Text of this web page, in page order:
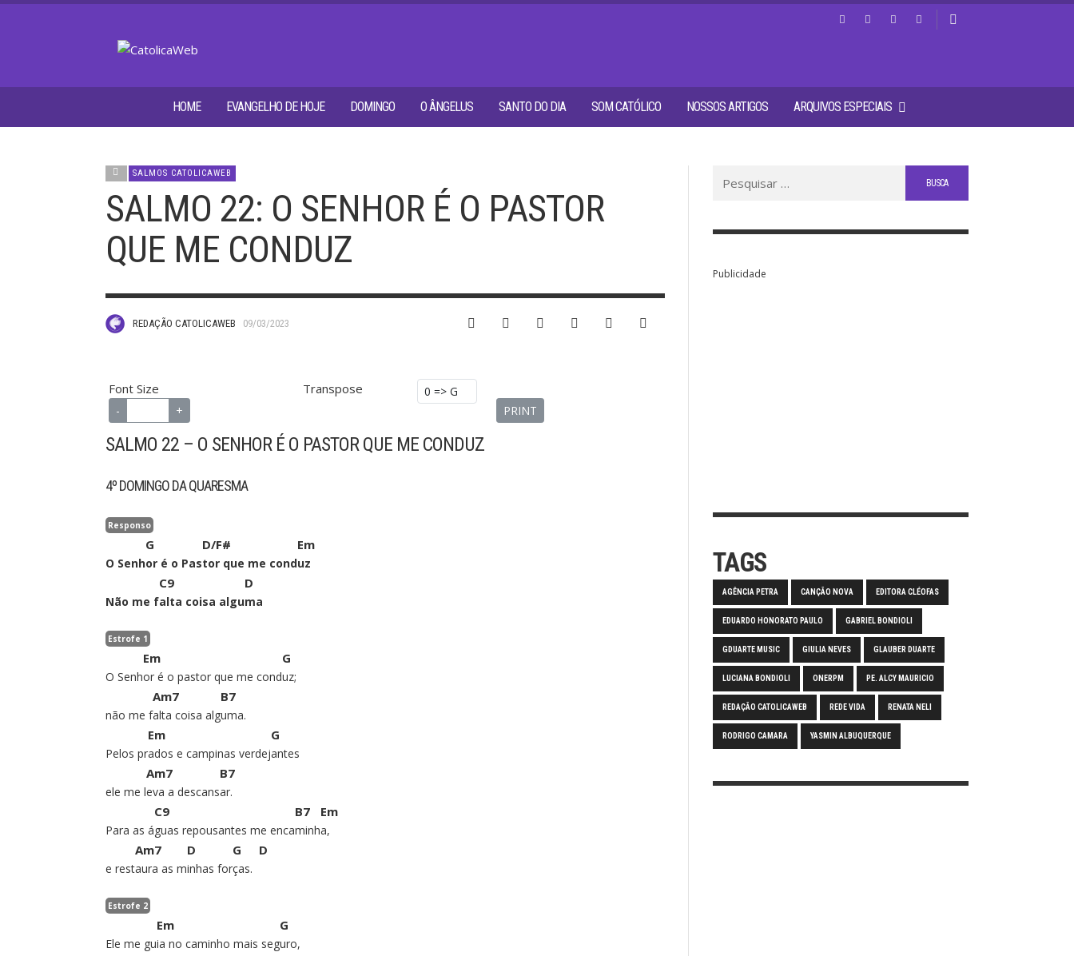
HOME EVANGELHO DE HOJE DOMINGO O ÂNGELUS SANTO DO DIA SOM CATÓLICO NOSSOS ARTIGOS ARQUIVOS ESPECIAIS
SALMOS CATOLICAWEB
SALMO 22: O SENHOR É O PASTOR
QUE ME CONDUZ
REDAÇÃO CATOLICAWEB 09/03/2023
Font Size
- +
Transpose
PRINT
SALMO 22 – O SENHOR É O PASTOR QUE ME CONDUZ
4º DOMINGO DA QUARESMA
Responso
O Senh
G
or é o Pas
D/F#
tor que me cond
Em
uz
Não me f
C9
alta coisa algu
D
ma
Estrofe 1
O Senh
Em
or é o pastor que me cond
G
uz;
não me f
Am7
alta coisa alg
B7
uma.
Pelos pr
Em
ados e campinas verdej
G
antes
ele me l
Am7
eva a descans
B7
ar.
Para as á
C9
guas repousantes me enca
B7
minh
Em
a,
e rest
Am7
aura as m
D
inhas for
G
ças.
D
Estrofe 2
Ele me gu
Em
ia no caminho mais seg
G
uro,
por:
Publicidade
TAGS
AGÊNCIA PETRA CANÇÃO NOVA EDITORA CLÉOFAS
EDUARDO HONORATO PAULO GABRIEL BONDIOLI
GDUARTE MUSIC GIULIA NEVES GLAUBER DUARTE
LUCIANA BONDIOLI ONERPM PE. ALCY MAURICIO
REDAÇÃO CATOLICAWEB REDE VIDA RENATA NELI
RODRIGO CAMARA YASMIN ALBUQUERQUE